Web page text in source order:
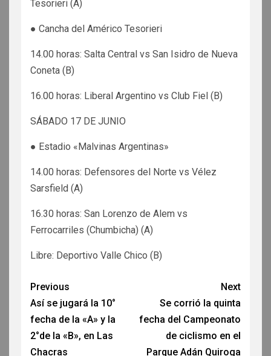
Tesorieri (A)
● Cancha del Américo Tesorieri
14.00 horas: Salta Central vs San Isidro de Nueva
Coneta (B)
16.00 horas: Liberal Argentino vs Club Fiel (B)
SÁBADO 17 DE JUNIO
● Estadio «Malvinas Argentinas»
14.00 horas: Defensores del Norte vs Vélez
Sarsfield (A)
16.30 horas: San Lorenzo de Alem vs
Ferrocarriles (Chumbicha) (A)
Libre: Deportivo Valle Chico (B)
Previous
Así se jugará la 10°
fecha de la «A» y la
2°de la «B», en Las
Chacras
Next
Se corrió la quinta
fecha del Campeonato
de ciclismo en el
Parque Adán Quiroga